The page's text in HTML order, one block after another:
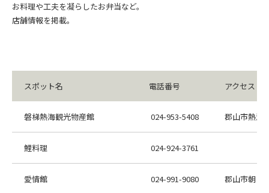
お料理や工夫を凝らしたお弁当など。
店舗情報を掲載。
スポット名 電話番号 アクセス
磐梯熱海観光物産館 024-953-5408 郡山市熱海
鯉料理 024-924-3761
愛情館 024-991-9080 郡山市朝日